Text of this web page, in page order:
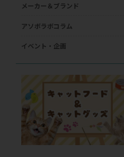
メーカー＆ブランド
アソボラボコラム
イベント・企画